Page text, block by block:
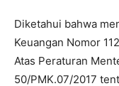
Diketahui bahwa
Keuangan Nomor
Atas Peraturan
50/PMK.07/2017